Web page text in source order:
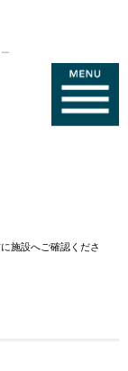
施設へご確認くださ